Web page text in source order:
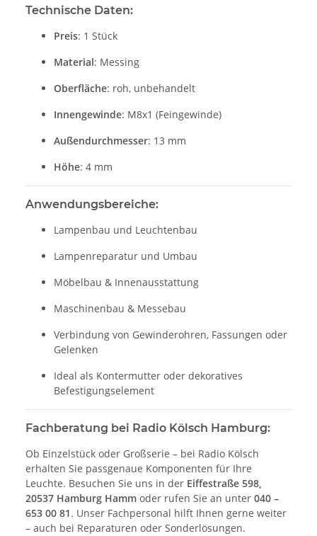
Technische Daten:
Preis: 1 Stück
Material: Messing
Oberfläche: roh, unbehandelt
Innengewinde: M8x1 (Feingewinde)
Außendurchmesser: 13 mm
Höhe: 4 mm
Anwendungsbereiche:
Lampenbau und Leuchtenbau
Lampenreparatur und Umbau
Möbelbau & Innenausstattung
Maschinenbau & Messebau
Verbindung von Gewinderohren, Fassungen oder
Gelenken
Ideal als Kontermutter oder dekoratives
Befestigungselement
Fachberatung bei Radio Kölsch Hamburg:
Ob Einzelstück oder Großserie – bei Radio Kölsch
erhalten Sie passgenaue Komponenten für Ihre
Leuchte. Besuchen Sie uns in der Eiffestraße 598,
20537 Hamburg Hamm oder rufen Sie an unter 040 –
653 00 81. Unser Fachpersonal hilft Ihnen gerne weiter
– auch bei Reparaturen oder Sonderlösungen.